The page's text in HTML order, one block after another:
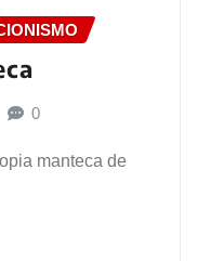
0
manteca de